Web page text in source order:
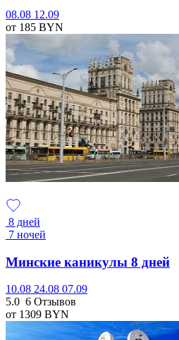
08.08 12.09
от 185 BYN
8 дней
7 ночей
Минские каникулы 8 дней
10.08 24.08 07.09
5.0 6 Отзывов
от 1309 BYN